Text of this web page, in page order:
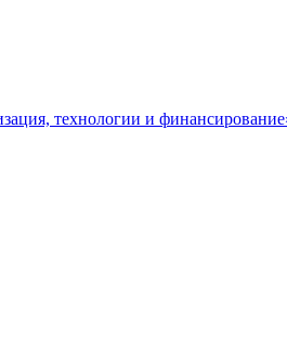
технологии и